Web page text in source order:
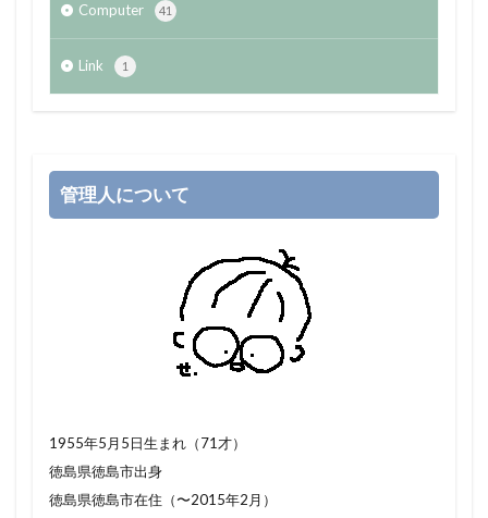
Computer 41
Link 1
管理人について
1955年5月5日生まれ（71才）
徳島県徳島市出身
徳島県徳島市在住（〜2015年2月）